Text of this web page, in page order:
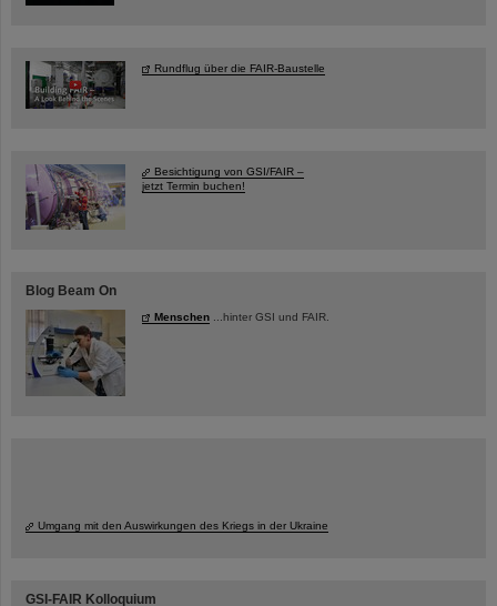
Rundflug über die FAIR-Baustelle
Besichtigung von GSI/FAIR –
jetzt Termin buchen!
Blog Beam On
Menschen ...hinter GSI und FAIR.
Umgang mit den Auswirkungen des Kriegs in der Ukraine
GSI-FAIR Kolloquium